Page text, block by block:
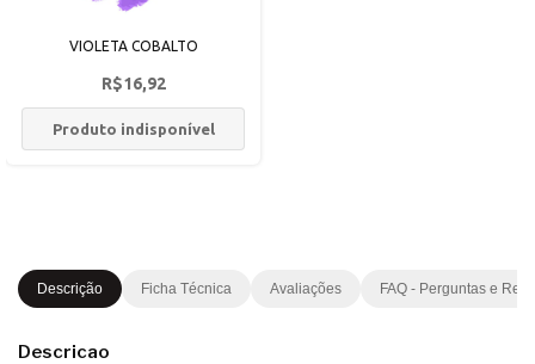
VIOLETA COBALTO
R$16,92
Produto indisponível
Descrição Ficha Técnica Avaliações FAQ - Perguntas e
Descricao